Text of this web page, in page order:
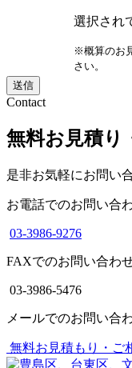
選択され
※概算のお
さい。
Contact
無料お見積り
是非お気軽にお問い
お電話でのお問い合
03-3986-9276
FAXでのお問い合わ
03-3986-5476
メールでのお問い合
無料お見積もり・ご